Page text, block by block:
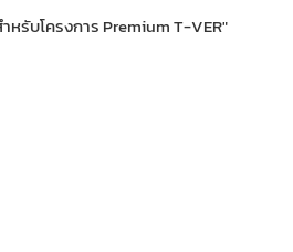
รับโครงการ Premium T-VER"